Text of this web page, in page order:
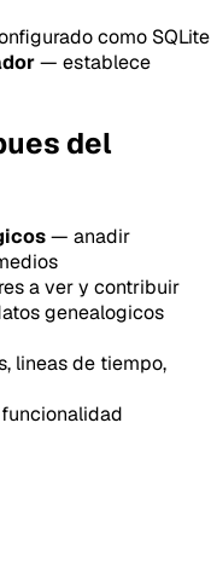
como SQLite
— establece
del
— anadir
a ver y contribuir
genealogicos
lineas de tiempo,